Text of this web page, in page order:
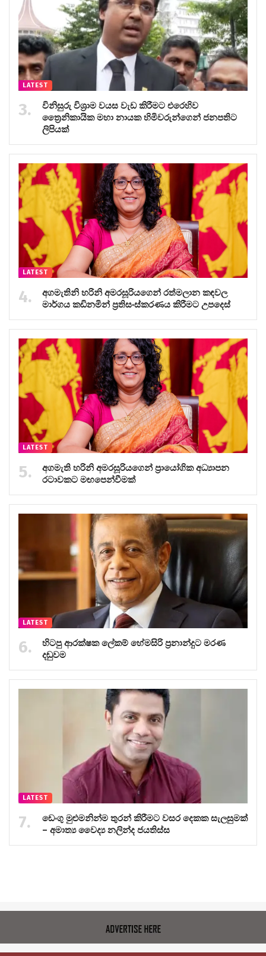
LATEST
විනිසුරු විශ්‍රාම වයස වැඩ කිරීමට එරෙහිව
ත්‍රෛනිකායික මහා නායක හිමිවරුන්ගෙන් ජනපතිට
ලිපියක්
LATEST
අගමැතිනි හරිනි අමරසූරියගෙන් රත්මලාන කඳවල
මාර්ගය කඩිනමින් ප්‍රතිසංස්කරණය කිරීමට උපදෙස්
LATEST
අගමැති හරිනි අමරසූරියගෙන් ප්‍රායෝගික අධ්‍යාපන
රටාවකට මඟපෙන්වීමක්
LATEST
හිටපු ආරක්ෂක ලේකම් හේමසිරි ප්‍රනාන්දුට මරණ
දඬුවම
LATEST
ඩෙංගු මුළුමනින්ම තුරන් කිරීමට වසර දෙකක සැලසුමක්
– අමාත්‍ය වෛද්‍ය නලින්ද ජයතිස්ස